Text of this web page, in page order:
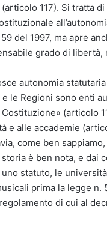
117). Si tratta
del 1997, ma apre
grado di libertà,
autonomia statutaria
le Regioni sono enti
(articolo
e alle accademie
come ben sappiamo,
è ben nota, e dai
statuto, le
prima la legge n.
di cui al